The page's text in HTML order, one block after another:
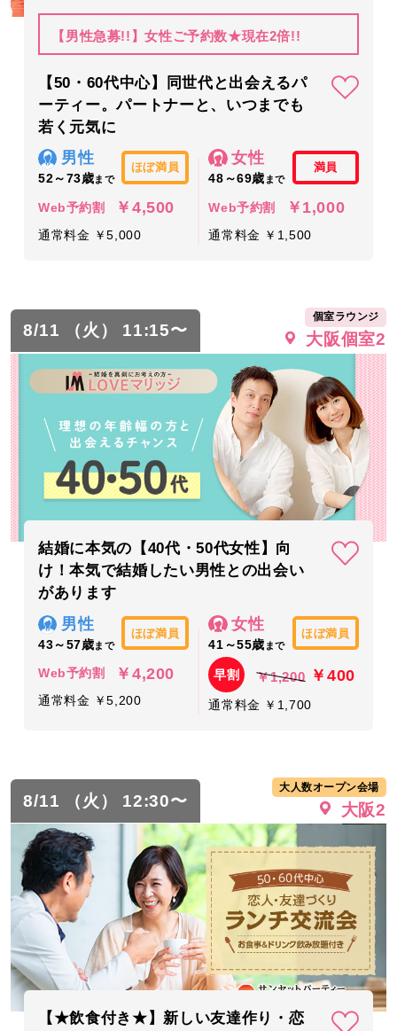
【男性急募!!】女性ご予約数★現在2倍!!
【50・60代中心】同世代と出会えるパ
ーティー。パートナーと、いつまでも
若く元気に
男性
52～73歳まで
ほぼ満員
Web予約割 ￥4,500
通常料金 ￥5,000
女性
48～69歳 まで
満員
Web予約割 ￥1,000
通常料金 ￥1,500
8/11 （火） 11:15〜
個室ラウンジ
大阪個室2
結婚に本気の【40代・50代女性】向
け！本気で結婚したい男性との出会い
があります
男性
43～57歳まで
ほぼ満員
Web予約割 ￥4,200
通常料金 ￥5,200
女性
41～55歳 まで
ほぼ満員
早割 ￥1,200 ￥400
通常料金 ￥1,700
8/11 （火） 12:30〜
大人数オープン会場
大阪2
【★飲食付き★】新しい友達作り・恋